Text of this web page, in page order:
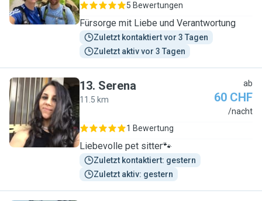
5 Bewertungen
Fürsorge mit Liebe und Verantwortung
Zuletzt kontaktiert vor 3 Tagen
Zuletzt aktiv vor 3 Tagen
S
13. Serena
11.5 km
ab
60 CHF
/nacht
1 Bewertung
Liebevolle pet sitter🐾
Zuletzt kontaktiert: gestern
Zuletzt aktiv: gestern